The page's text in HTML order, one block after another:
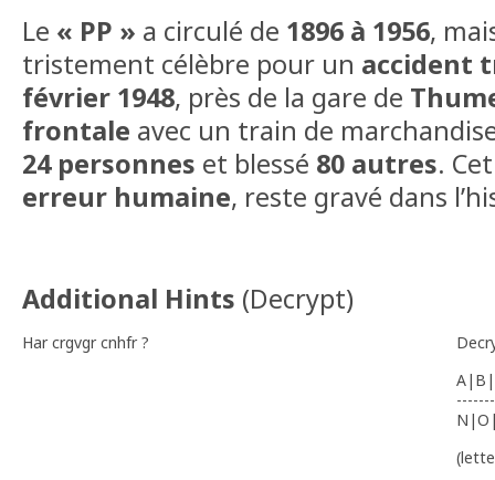
Le « PP » a circulé de 1896 à 1956,
tristement célèbre pour un accident
février 1948, près de la gare de
frontale avec un train de
24 personnes et blessé 80 autres.
erreur humaine, reste gravé dans
Additional Hints (Decrypt)
Har crgvgr cnhfr ?